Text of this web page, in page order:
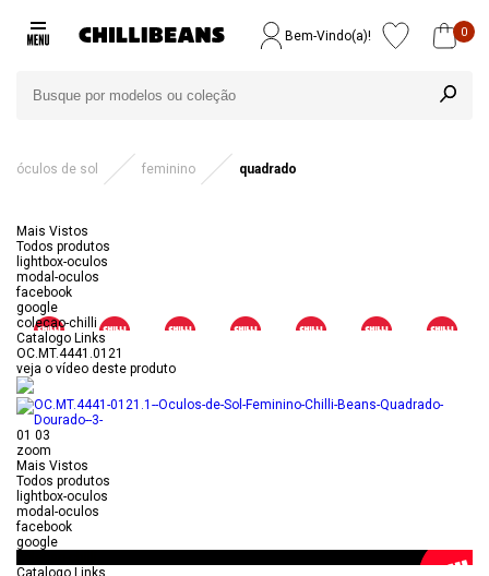
Bem-Vindo(a)! 0
óculos de sol feminino quadrado
Mais Vistos
Todos produtos
lightbox-oculos
modal-oculos
facebook
google
colecao-chilli
Catalogo Links
OC.MT.4441.0121
veja o vídeo deste produto
01 03
zoom
Mais Vistos
Todos produtos
lightbox-oculos
modal-oculos
facebook
google
Catalogo Links